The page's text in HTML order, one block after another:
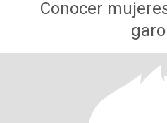
Conocer